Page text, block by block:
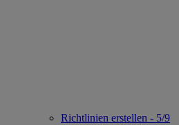
Richtlinien erstellen - 5/9